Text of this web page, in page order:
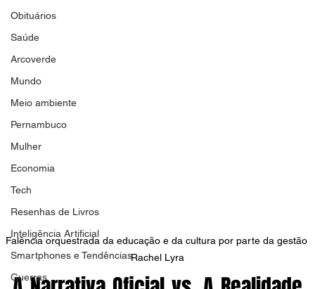
Obituários
Saúde
Arcoverde
Mundo
Meio ambiente
Pernambuco
Mulher
Economia
Tech
Resenhas de Livros
Inteligência Artificial
Smartphones e Tendências
Guerras
Falência orquestrada da educação e da cultura por parte da gestão
Rachel Lyra